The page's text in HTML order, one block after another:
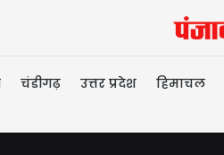
चंडीगढ़ उत्तर प्रदेश हिमाचल